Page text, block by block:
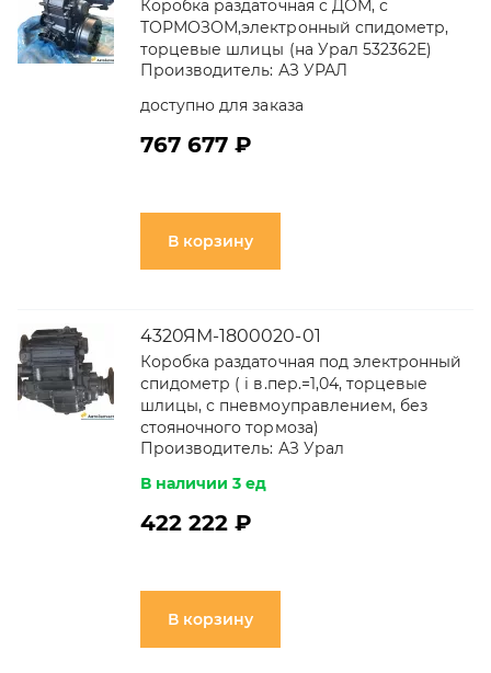
Коробка раздаточная с ДОМ, с
ТОРМОЗОМ,электронный спидометр,
торцевые шлицы (на Урал 532362Е)
Производитель: АЗ УРАЛ
доступно для заказа
767 677 ₽
В корзину
4320ЯМ-1800020-01
Коробка раздаточная под электронный
спидометр ( i в.пер.=1,04, торцевые
шлицы, с пневмоуправлением, без
стояночного тормоза)
Производитель: АЗ Урал
В наличии 3 ед
422 222 ₽
В корзину